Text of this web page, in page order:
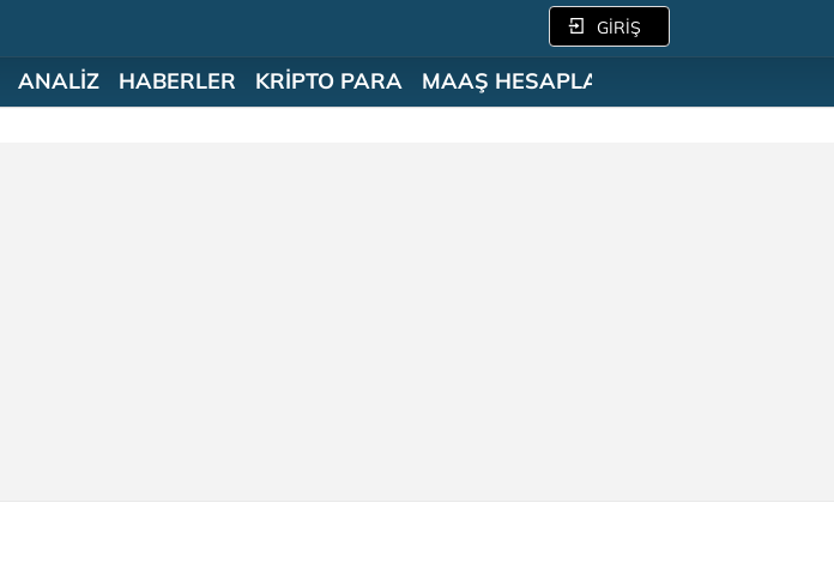
GİRİŞ
ANALİZ HABERLER KRİPTO PARA MAAŞ HESAPLAMA